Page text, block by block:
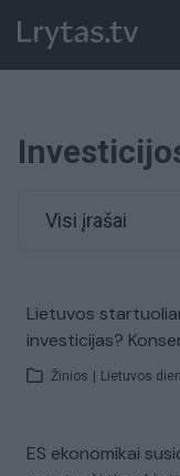
Visi įrašai
Lietuvos
investicijas?
Žinios Lietuvos
ES ekonomikai